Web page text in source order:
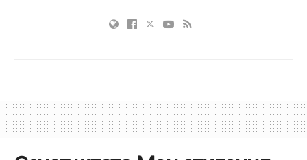
влечение», имеют право на доступ к духовности
институты для продвижения гомосексуальной и
трансгендерной идеологии в странах ООН. Мадригал-